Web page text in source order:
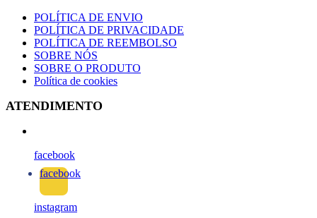
POLÍTICA DE ENVIO
POLÍTICA DE PRIVACIDADE
POLÍTICA DE REEMBOLSO
SOBRE NÓS
SOBRE O PRODUTO
Política de cookies
ATENDIMENTO
facebook
facebook
instagram